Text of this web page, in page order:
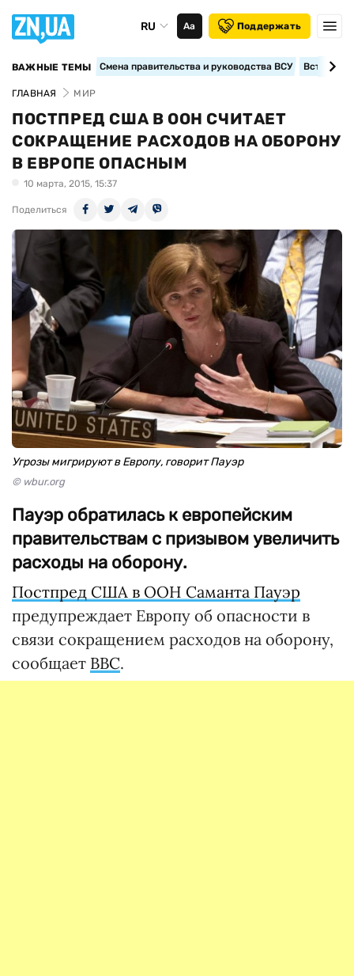
RU Аа Поддержать
ВАЖНЫЕ ТЕМЫ Смена правительства и руководства ВСУ
ГЛАВНАЯ МИР
ПОСТПРЕД США В ООН СЧИТАЕТ
СОКРАЩЕНИЕ РАСХОДОВ НА ОБОРОНУ
В ЕВРОПЕ ОПАСНЫМ
10 марта, 2015, 15:37
Поделиться
Угрозы мигрируют в Европу, говорит Пауэр
© wbur.org
Пауэр обратилась к европейским
правительствам с призывом увеличить
расходы на оборону.
Постпред США в ООН Саманта Пауэр
предупреждает Европу об опасности в
связи сокращением расходов на оборону,
сообщает ВВС.